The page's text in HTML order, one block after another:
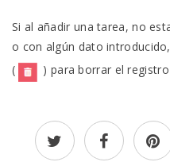
Si al añadir una tarea, no
o con algún dato
(
) para borrar el